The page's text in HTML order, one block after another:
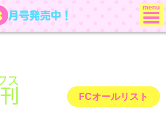
月号発売中！
FCオールリスト